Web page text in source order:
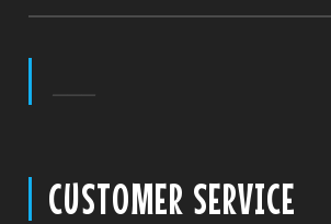
CUSTOMER SERVICE